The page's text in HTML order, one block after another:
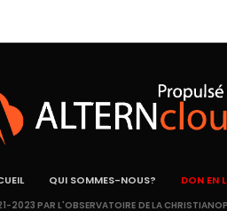
QUI SOMMES-NOUS? DON EN
2023 PAR L'OBSERVATOIRE DE LA